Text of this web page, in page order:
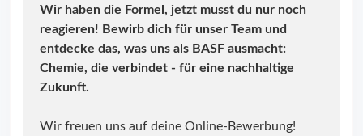
Wir haben die Formel, jetzt musst du nur noch
reagieren! Bewirb dich für unser Team und
entdecke das, was uns als BASF ausmacht:
Chemie, die verbindet - für eine nachhaltige
Zukunft.
Wir freuen uns auf deine Online-Bewerbung!